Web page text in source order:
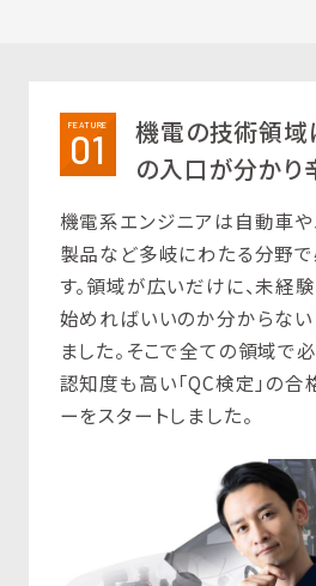
FEATURE
01
機電の技術領域
の入口が分かり
機電系エンジニアは自動車や
製品など多岐にわたる分野
す。領域が広いだけに、未経
始めればいいのか分からな
ました。そこで全ての領域で
認知度も高い「QC検定」の
ーをスタートしました。